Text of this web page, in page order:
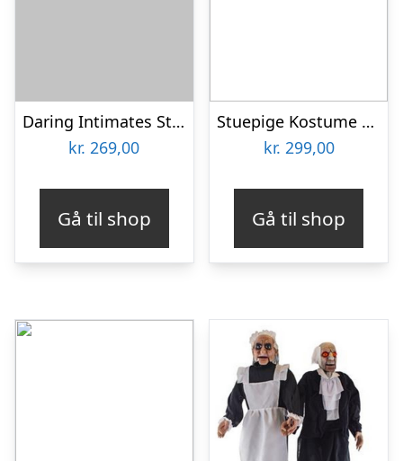
Daring Intimates Stuepige Kostume – S/M
kr. 269,00
Gå til shop
Stuepige Kostume Blonde Body med Pink forklæde
kr. 299,00
Gå til shop